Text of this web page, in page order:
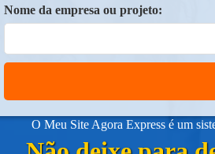
Nome da empresa ou projeto:
O Meu Site Agora Express é um